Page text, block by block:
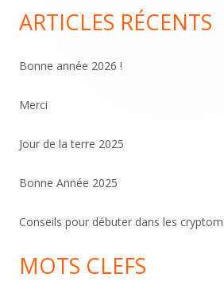
Colonne
principale
ARTICLES RÉCENTS
Bonne année 2026 !
Merci
Jour de la terre 2025
Bonne Année 2025
Conseils pour débuter dans les
MOTS CLEFS